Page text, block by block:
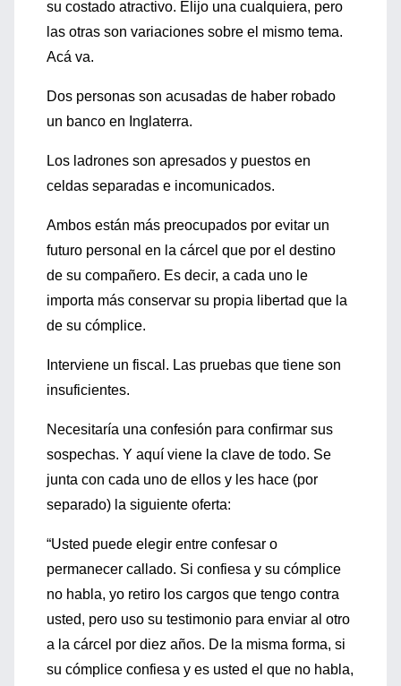
su costado atractivo. Elijo una cualquiera, pero
las otras son variaciones sobre el mismo tema.
Acá va.
Dos personas son acusadas de haber robado
un banco en Inglaterra.
Los ladrones son apresados y puestos en
celdas separadas e incomunicados.
Ambos están más preocupados por evitar un
futuro personal en la cárcel que por el destino
de su compañero. Es decir, a cada uno le
importa más conservar su propia libertad que la
de su cómplice.
Interviene un fiscal. Las pruebas que tiene son
insuficientes.
Necesitaría una confesión para confirmar sus
sospechas. Y aquí viene la clave de todo. Se
junta con cada uno de ellos y les hace (por
separado) la siguiente oferta:
“Usted puede elegir entre confesar o
permanecer callado. Si confiesa y su cómplice
no habla, yo retiro los cargos que tengo contra
usted, pero uso su testimonio para enviar al otro
a la cárcel por diez años. De la misma forma, si
su cómplice confiesa y es usted el que no habla,